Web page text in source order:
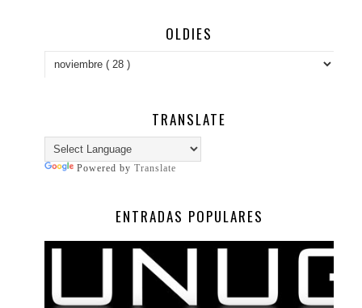
OLDIES
TRANSLATE
Powered by Translate
ENTRADAS POPULARES